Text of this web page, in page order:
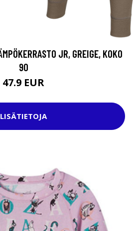
JR, GREIGE, KOKO
90
47.9 EUR
LISÄTIETOJA